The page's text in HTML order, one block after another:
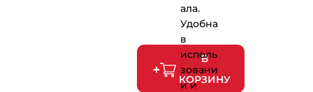
В
КОРЗИНУ
ала.
Удобна
в
исполь
зовани
и и